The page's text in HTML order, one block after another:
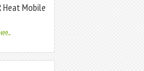
Heat Mobile